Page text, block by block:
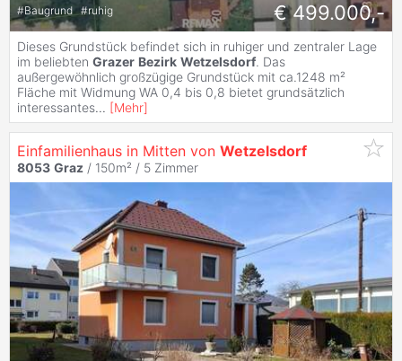
#Baugrund #ruhig € 499.000,-
Dieses Grundstück befindet sich in ruhiger und zentraler Lage
im beliebten Grazer Bezirk Wetzelsdorf. Das
außergewöhnlich großzügige Grundstück mit ca.1248 m²
Fläche mit Widmung WA 0,4 bis 0,8 bietet grundsätzlich
interessantes... [Mehr]
Einfamilienhaus in Mitten von Wetzelsdorf
8053 Graz / 150m² / 5 Zimmer